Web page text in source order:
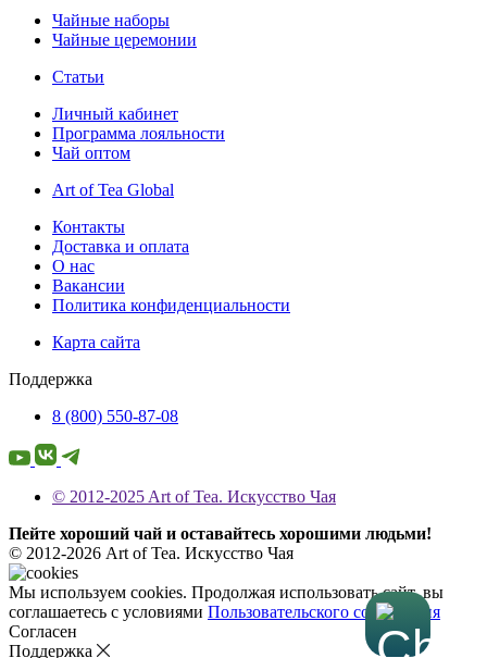
Чайные наборы
Чайные церемонии
Статьи
Личный кабинет
Программа лояльности
Чай оптом
Art of Tea Global
Контакты
Доставка и оплата
О нас
Вакансии
Политика конфиденциальности
Карта сайта
Поддержка
8 (800) 550-87-08
© 2012-2025 Art of Tea. Искусство Чая
Пейте хороший чай и оставайтесь хорошими людьми!
© 2012-2026 Art of Tea. Искусство Чая
Мы используем cookies. Продолжая использовать сайт, вы
соглашаетесь с условиями Пользовательского соглашения
Согласен
Поддержка